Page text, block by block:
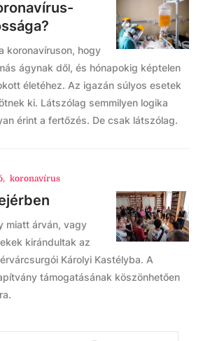
koronavíruson, hogy
ágynak dől, és hónapokig képtelen
életéhez. Az igazán súlyos esetek
ki. Látszólag semmilyen logika
érint a fertőzés. De csak látszólag.
, koronavírus
miatt árván, vagy
kirándultak az
Károlyi Kastélyba. A
támogatásának köszönhetően